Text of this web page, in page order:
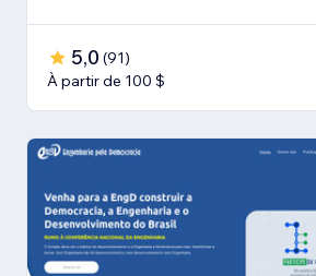
5,0 (91)
À partir de 100 $